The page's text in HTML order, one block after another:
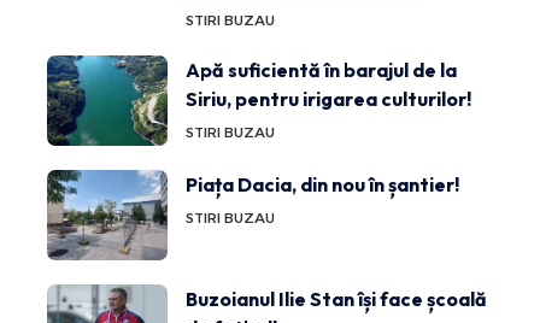
STIRI BUZAU
Apă suficientă în barajul de la
Siriu, pentru irigarea culturilor!
STIRI BUZAU
Piața Dacia, din nou în șantier!
STIRI BUZAU
Buzoianul Ilie Stan își face școală